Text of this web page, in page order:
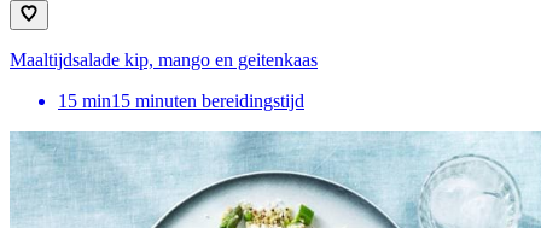
Maaltijdsalade kip, mango en geitenkaas
15 min15 minuten bereidingstijd